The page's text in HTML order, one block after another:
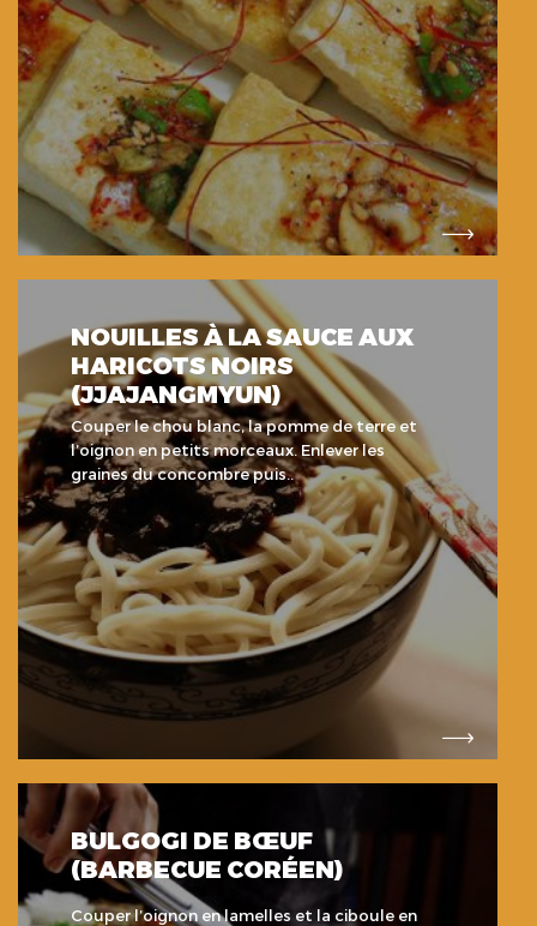
NOUILLES À LA SAUCE AUX
HARICOTS NOIRS
(JJAJANGMYUN)
Couper le chou blanc, la pomme de terre et
l’oignon en petits morceaux. Enlever les
graines du concombre puis..
BULGOGI DE BŒUF
(BARBECUE CORÉEN)
Couper l’oignon en lamelles et la ciboule en